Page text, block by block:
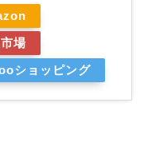
場
ショッピング